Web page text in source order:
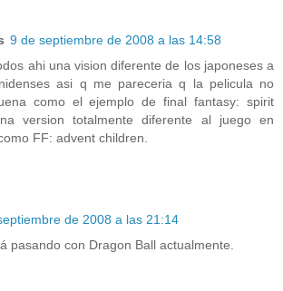
9 de septiembre de 2008 a las 14:58
ahi una vision diferente de los japoneses a
asi q me pareceria q la pelicula no
como el ejemplo de final fantasy: spirit
version totalmente diferente al juego en
FF: advent children.
de 2008 a las 21:14
pasando con Dragon Ball actualmente.